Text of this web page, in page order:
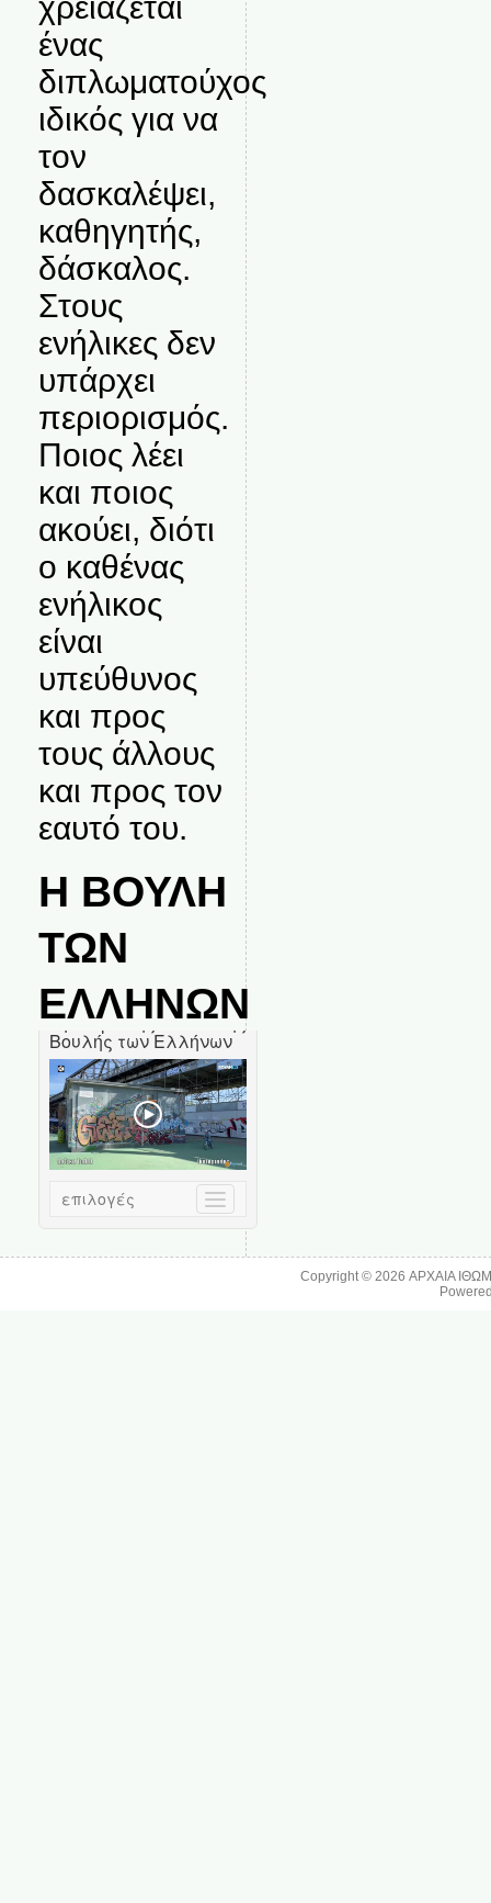
ένας
διπλωματούχος
ιδικός για να
τον
δασκαλέψει,
καθηγητής,
δάσκαλος.
Στους
ενήλικες δεν
υπάρχει
περιορισμός.
Ποιος λέει
και ποιος
ακούει, διότι
ο καθένας
ενήλικος
είναι
υπεύθυνος
και προς
τους άλλους
και προς τον
εαυτό του.
Η ΒΟΥΛΗ
ΤΩΝ
ΕΛΛΗΝΩΝ
Copyright © 2026ΑΡΧΑΙΑ